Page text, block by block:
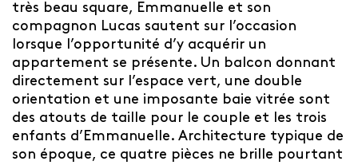
très beau square, Emmanuelle et son
compagnon Lucas sautent sur l’occasion
lorsque l’opportunité d’y acquérir un
appartement se présente. Un balcon donnant
directement sur l’espace vert, une double
orientation et une imposante baie vitrée sont
des atouts de taille pour le couple et les trois
enfants d’Emmanuelle. Architecture typique de
son époque, ce quatre pièces ne brille pourtant